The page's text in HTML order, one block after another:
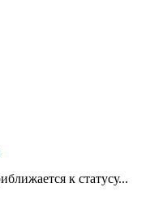
к статусу...